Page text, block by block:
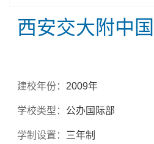
西安交大附中
建校年份： 2009年
学校类型： 公办国际部
学制设置： 三年制